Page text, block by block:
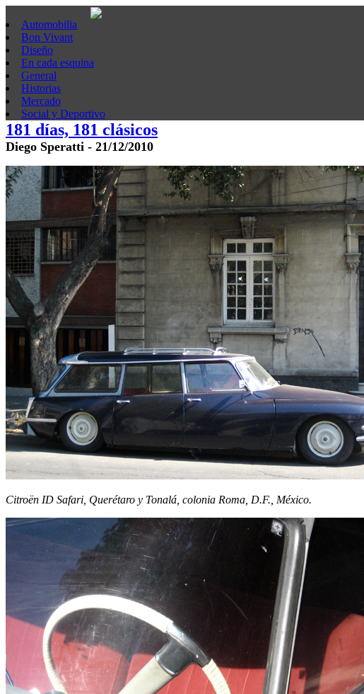
Automobilia
Bon Vivant
Diseño
En cada esquina
General
Historias
Mercado
Social y Deportivo
181 días, 181 clásicos
Diego Speratti - 21/12/2010
Citroën ID Safari, Querétaro y Tonalá, colonia Roma, D.F., México.